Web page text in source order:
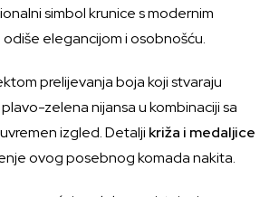
simbol krunice s modernim
elegancijom i osobnošću.
prelijevanja boja koji stvaraju
zelena nijansa u kombinaciji sa
izgled. Detalji križa i medaljice
ovog posebnog komada nakita.